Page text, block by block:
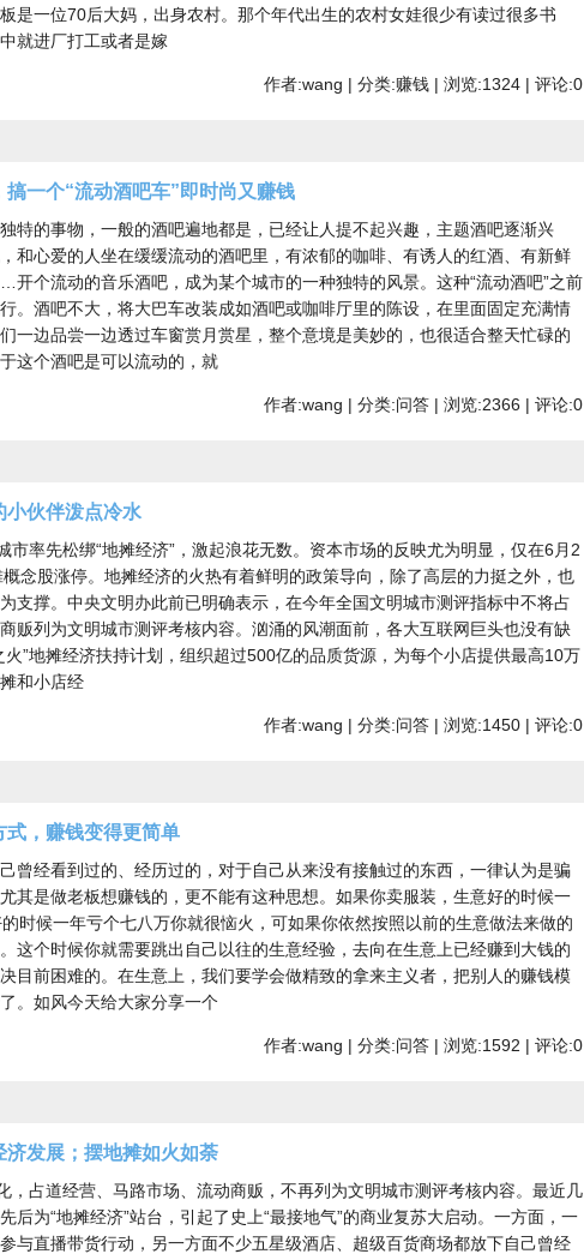
是一位70后大妈，出身农村。那个年代出生的农村女娃很少有读过很多书
就进厂打工或者是嫁
作者:wang | 分类:赚钱 | 浏览:1324 | 评论:0
一个“流动酒吧车”即时尚又赚钱
特的事物，一般的酒吧遍地都是，已经让人提不起兴趣，主题酒吧逐渐兴
和心爱的人坐在缓缓流动的酒吧里，有浓郁的咖啡、有诱人的红酒、有新鲜
个流动的音乐酒吧，成为某个城市的一种独特的风景。这种“流动酒吧”之前
。酒吧不大，将大巴车改装成如酒吧或咖啡厅里的陈设，在里面固定充满情
一边品尝一边透过车窗赏月赏星，整个意境是美妙的，也很适合整天忙碌的
这个酒吧是可以流动的，就
作者:wang | 分类:问答 | 浏览:2366 | 评论:0
小伙伴泼点冷水
市率先松绑“地摊经济”，激起浪花无数。资本市场的反映尤为明显，仅在6月2
念股涨停。地摊经济的火热有着鲜明的政策导向，除了高层的力挺之外，也
支撑。中央文明办此前已明确表示，在今年全国文明城市测评指标中不将占
贩列为文明城市测评考核内容。汹涌的风潮面前，各大互联网巨头也没有缺
火”地摊经济扶持计划，组织超过500亿的品质货源，为每个小店提供最高10万
和小店经
作者:wang | 分类:问答 | 浏览:1450 | 评论:0
式，赚钱变得更简单
曾经看到过的、经历过的，对于自己从来没有接触过的东西，一律认为是骗
其是做老板想赚钱的，更不能有这种思想。如果你卖服装，生意好的时候一
时候一年亏个七八万你就很恼火，可如果你依然按照以前的生意做法来做的
这个时候你就需要跳出自己以往的生意经验，去向在生意上已经赚到大钱的
目前困难的。在生意上，我们要学会做精致的拿来主义者，把别人的赚钱模
。如风今天给大家分享一个
作者:wang | 分类:问答 | 浏览:1592 | 评论:0
发展；摆地摊如火如荼
，占道经营、马路市场、流动商贩，不再列为文明城市测评考核内容。最近几
后为“地摊经济”站台，引起了史上“最接地气”的商业复苏大启动。一方面，一
与直播带货行动，另一方面不少五星级酒店、超级百货商场都放下自己曾经